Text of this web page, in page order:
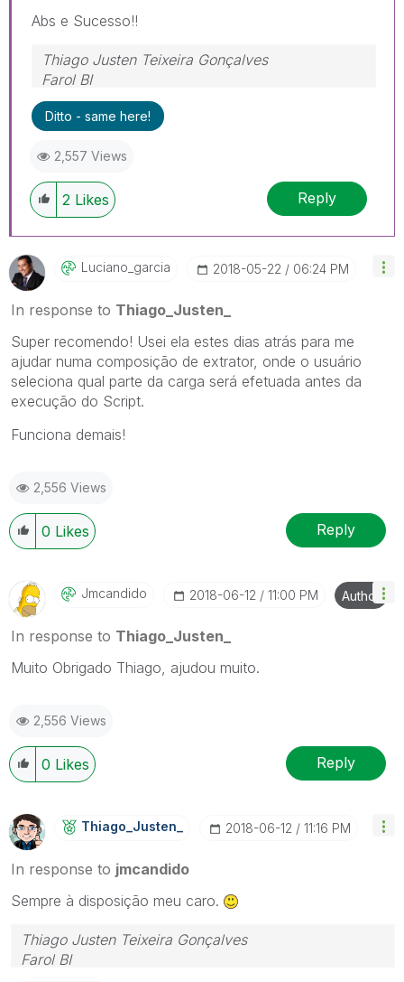
Abs e Sucesso!!
Thiago Justen Teixeira Gonçalves
Farol BI
WhatsApp: 24 98152-1675
Skype: justen.thiago
Ditto - same here!
2,557 Views
2 Likes Reply
Luciano_garcia ‎2018-05-22 06:24 PM
In response to Thiago_Justen_
Super recomendo! Usei ela estes dias atrás para me
ajudar numa composição de extrator, onde o usuário
seleciona qual parte da carga será efetuada antes da
execução do Script.
Funciona demais!
2,556 Views
0 Likes Reply
Jmcandido ‎2018-06-12 11:00 PM Author
In response to Thiago_Justen_
Muito Obrigado Thiago, ajudou muito.
2,556 Views
0 Likes Reply
Thiago_Justen_ ‎2018-06-12 11:16 PM
In response to jmcandido
Sempre à disposição meu caro.
Thiago Justen Teixeira Gonçalves
Farol BI